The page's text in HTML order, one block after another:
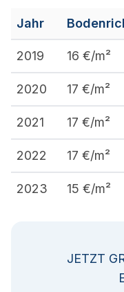
Jahr
2019 16 €/m²
2020 17 €/m²
2021 17 €/m²
2022 17 €/m²
2023 15 €/m²
JETZT